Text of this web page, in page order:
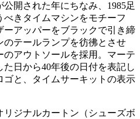
開された年にちなみ、1985足
きタイムマシンをモチーフ
アッパーをブラックで引き締
テールランプを彷彿とさせ
アウトソールを採用。マーテ
日から40年後の日付を表記し
ゴと、タイムサーキットの表示
ジナルカートン（シューズボ